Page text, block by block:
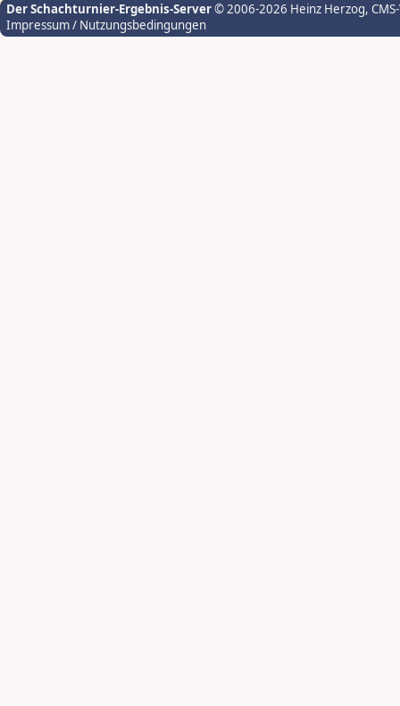
Der Schachturnier-Ergebnis-Server© 2006-2026 Heinz Herzog,
Impressum / Nutzungsbedingungen